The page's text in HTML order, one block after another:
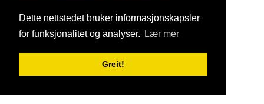
Dette nettstedet bruker informasjonskapsler
for funksjonalitet og analyser.
Lær mer
Greit!